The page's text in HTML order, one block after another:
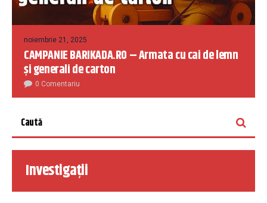
noiembrie 21, 2025
CAMPANIE BARIKADA.RO – Armata cu cai de lemn
și generali de carton
0 Comentariu
Investigații